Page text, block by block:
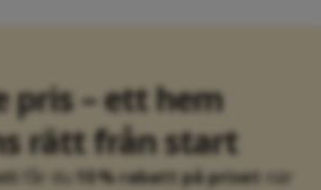
pris – ett hem
rätt från start
får du 10 % rabatt på priset när